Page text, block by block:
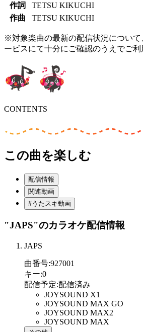
作詞
TETSU KIKUCHI
作曲
TETSU KIKUCHI
※対象楽曲の最新の配信状況について
ービスにて十分にご確認のうえでご利
CONTENTS
この曲を楽しむ
配信情報
関連動画
#うたスキ動画
"JAPS"のカラオケ配信情報
JAPS
曲番号:927001
キー:0
配信予定:配信済み
JOYSOUND X1
JOYSOUND MAX GO
JOYSOUND MAX2
JOYSOUND MAX